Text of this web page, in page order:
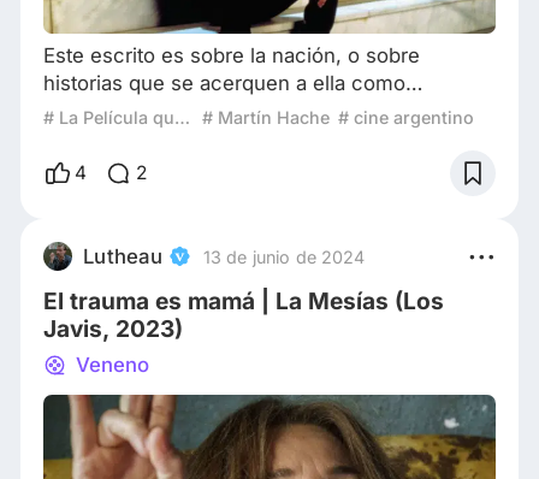
Este escrito es sobre la nación, o sobre
historias que se acerquen a ella como
concepto. ¿Qué es la nación o una nación? ¿Es
identificarla o definirla? ¿De qué depende su
frente a ello. Martin es el protagonista, aunque
irónicamente no lo es. Su intento de suicidio ini
# La Película que Mejor Representa a Mi País # Martín Hache # cine argentino
4 2
Lutheau 13 de junio de 2024
El trauma es mamá | La Mesías (Los
Javis, 2023)
Veneno